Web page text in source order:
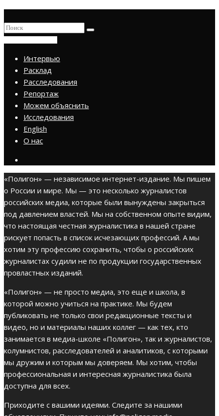
Интервью
Расклад
Расследования
Репортаж
Можем объяснить
Исследования
English
О нас
«Полигон» — независимое интернет-издание. Мы пишем
о России и мире. Мы — это несколько журналистов
российских медиа, которые были вынуждены закрыться
под давлением властей. Мы на собственном опыте видим,
что настоящая честная журналистика в нашей стране
рискует попасть в список исчезающих профессий. А мы
хотим эту профессию сохранить, чтобы о российских
журналистах судили не по продукции государственных
провластных изданий.
«Полигон» — не просто медиа, это еще и школа, в
которой можно учиться на практике. Мы будем
публиковать не только свои редакционные тексты и
видео, но и материалы наших коллег — как тех, кто
занимается в медиа-школе «Полигон», так и журналистов,
колумнистов, расследователей и аналитиков, с которыми
мы дружим и которым мы доверяем. Мы хотим, чтобы
профессиональная и интересная журналистика была
доступна для всех.
Приходите с вашими идеями. Следите за нашими